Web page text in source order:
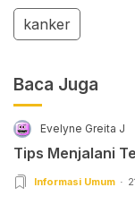
kanker
Baca Juga
Evelyne Greita J
Tips Menjalani
Informasi Umum